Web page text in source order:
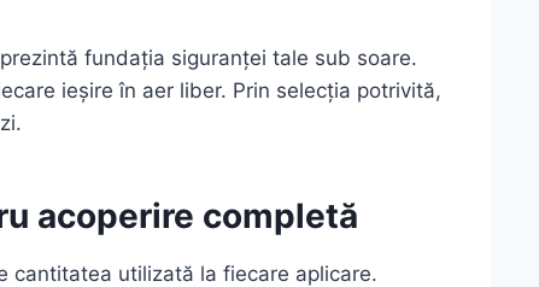
fundația siguranței tale sub soare.
ieșire în aer liber. Prin selecția potrivită,
acoperire completă
cantitatea utilizată la fiecare aplicare.